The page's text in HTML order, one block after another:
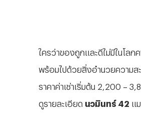
ใครว่าของถูกและดีไม่มีในโล
พร้อมไปด้วยสิ่งอำนวยความสะ
ราคาค่าเช่าเริ่มต้น 2,200 –
ดูรายละเอียด นวมินทร์ 42 แ